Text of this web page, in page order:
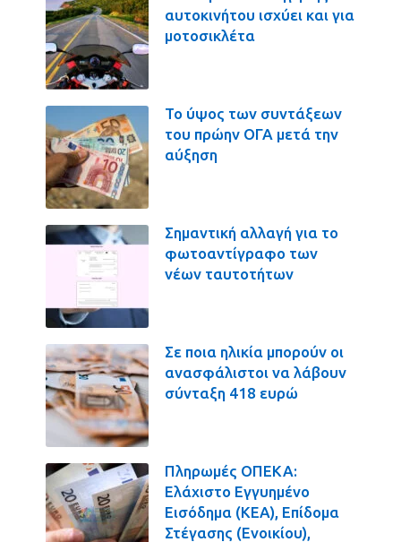
αυτοκινήτου ισχύει και για
μοτοσικλέτα
Το ύψος των συντάξεων
του πρώην ΟΓΑ μετά την
αύξηση
Σημαντική αλλαγή για το
φωτοαντίγραφο των
νέων ταυτοτήτων
Σε ποια ηλικία μπορούν οι
ανασφάλιστοι να λάβουν
σύνταξη 418 ευρώ
Πληρωμές ΟΠΕΚΑ:
Ελάχιστο Εγγυημένο
Εισόδημα (ΚΕΑ), Επίδομα
Στέγασης (Ενοικίου),